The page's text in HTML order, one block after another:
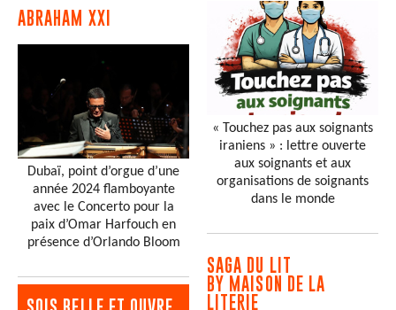
ABRAHAM XXI
Dubaï, point d’orgue d’une
année 2024 flamboyante
avec le Concerto pour la
paix d’Omar Harfouch en
présence d’Orlando Bloom
« Touchez pas aux soignants
iraniens » : lettre ouverte
aux soignants et aux
organisations de soignants
dans le monde
SAGA DU LIT
BY MAISON DE LA
LITERIE